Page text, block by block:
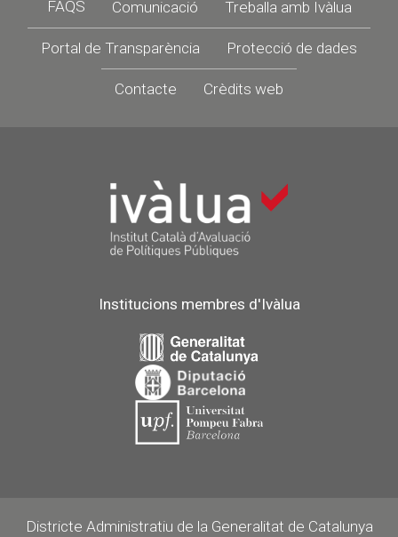
FAQS Comunicació Treballa amb Ivàlua
Portal de Transparència Protecció de dades
Contacte Crèdits web
Institucions membres d'Ivàlua
Districte Administratiu de la Generalitat de Catalunya